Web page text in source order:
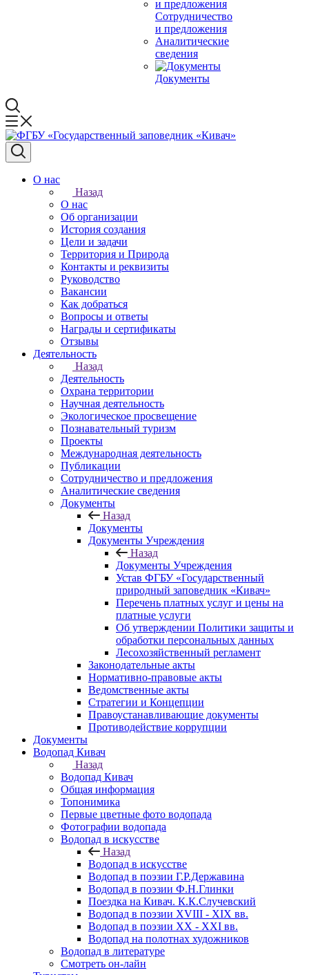
Сотрудничество
и предложения
Аналитические
сведения
Документы
О нас
Назад
О нас
Об организации
История создания
Цели и задачи
Территория и Природа
Контакты и реквизиты
Руководство
Вакансии
Как добраться
Вопросы и ответы
Награды и сертификаты
Отзывы
Деятельность
Назад
Деятельность
Охрана территории
Научная деятельность
Экологическое просвещение
Познавательный туризм
Проекты
Международная деятельность
Публикации
Сотрудничество и предложения
Аналитические сведения
Документы
Назад
Документы
Документы Учреждения
Назад
Документы Учреждения
Устав ФГБУ «Государственный
природный заповедник «Кивач»
Перечень платных услуг и цены на
платные услуги
Об утверждении Политики защиты и
обработки персональных данных
Лесохозяйственный регламент
Законодательные акты
Нормативно-правовые акты
Ведомственные акты
Стратегии и Концепции
Правоустанавливающие документы
Противодействие коррупции
Документы
Водопад Кивач
Назад
Водопад Кивач
Общая информация
Топонимика
Первые цветные фото водопада
Фотографии водопада
Водопад в искусстве
Назад
Водопад в искусстве
Водопад в поэзии Г.Р.Державина
Водопад в поэзии Ф.Н.Глинки
Поездка на Кивач. К.К.Случевский
Водопад в поэзии XVIII - XIX вв.
Водопад в поэзии XX - XXI вв.
Водопад на полотнах художников
Водопад в литературе
Смотреть он-лайн